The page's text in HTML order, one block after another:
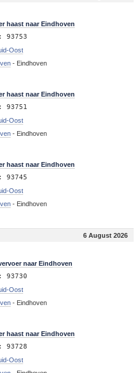
haast naar Eindhoven
93753
Oost
- Eindhoven
haast naar Eindhoven
93751
Oost
- Eindhoven
haast naar Eindhoven
93745
Oost
- Eindhoven
6 August 2026
naar Eindhoven
93730
Oost
- Eindhoven
haast naar Eindhoven
93728
Oost